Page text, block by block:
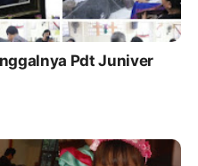
Pdt Juniver